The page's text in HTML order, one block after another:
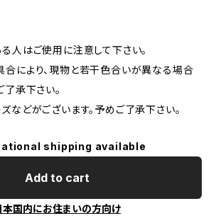
人はご使用に注意して下さい。
により、現物と若干色合いが異なる場合
了承下さい。
などがございます。予めご了承下さい。
shipping available
Add to cart
本国内にお住まいの方向け